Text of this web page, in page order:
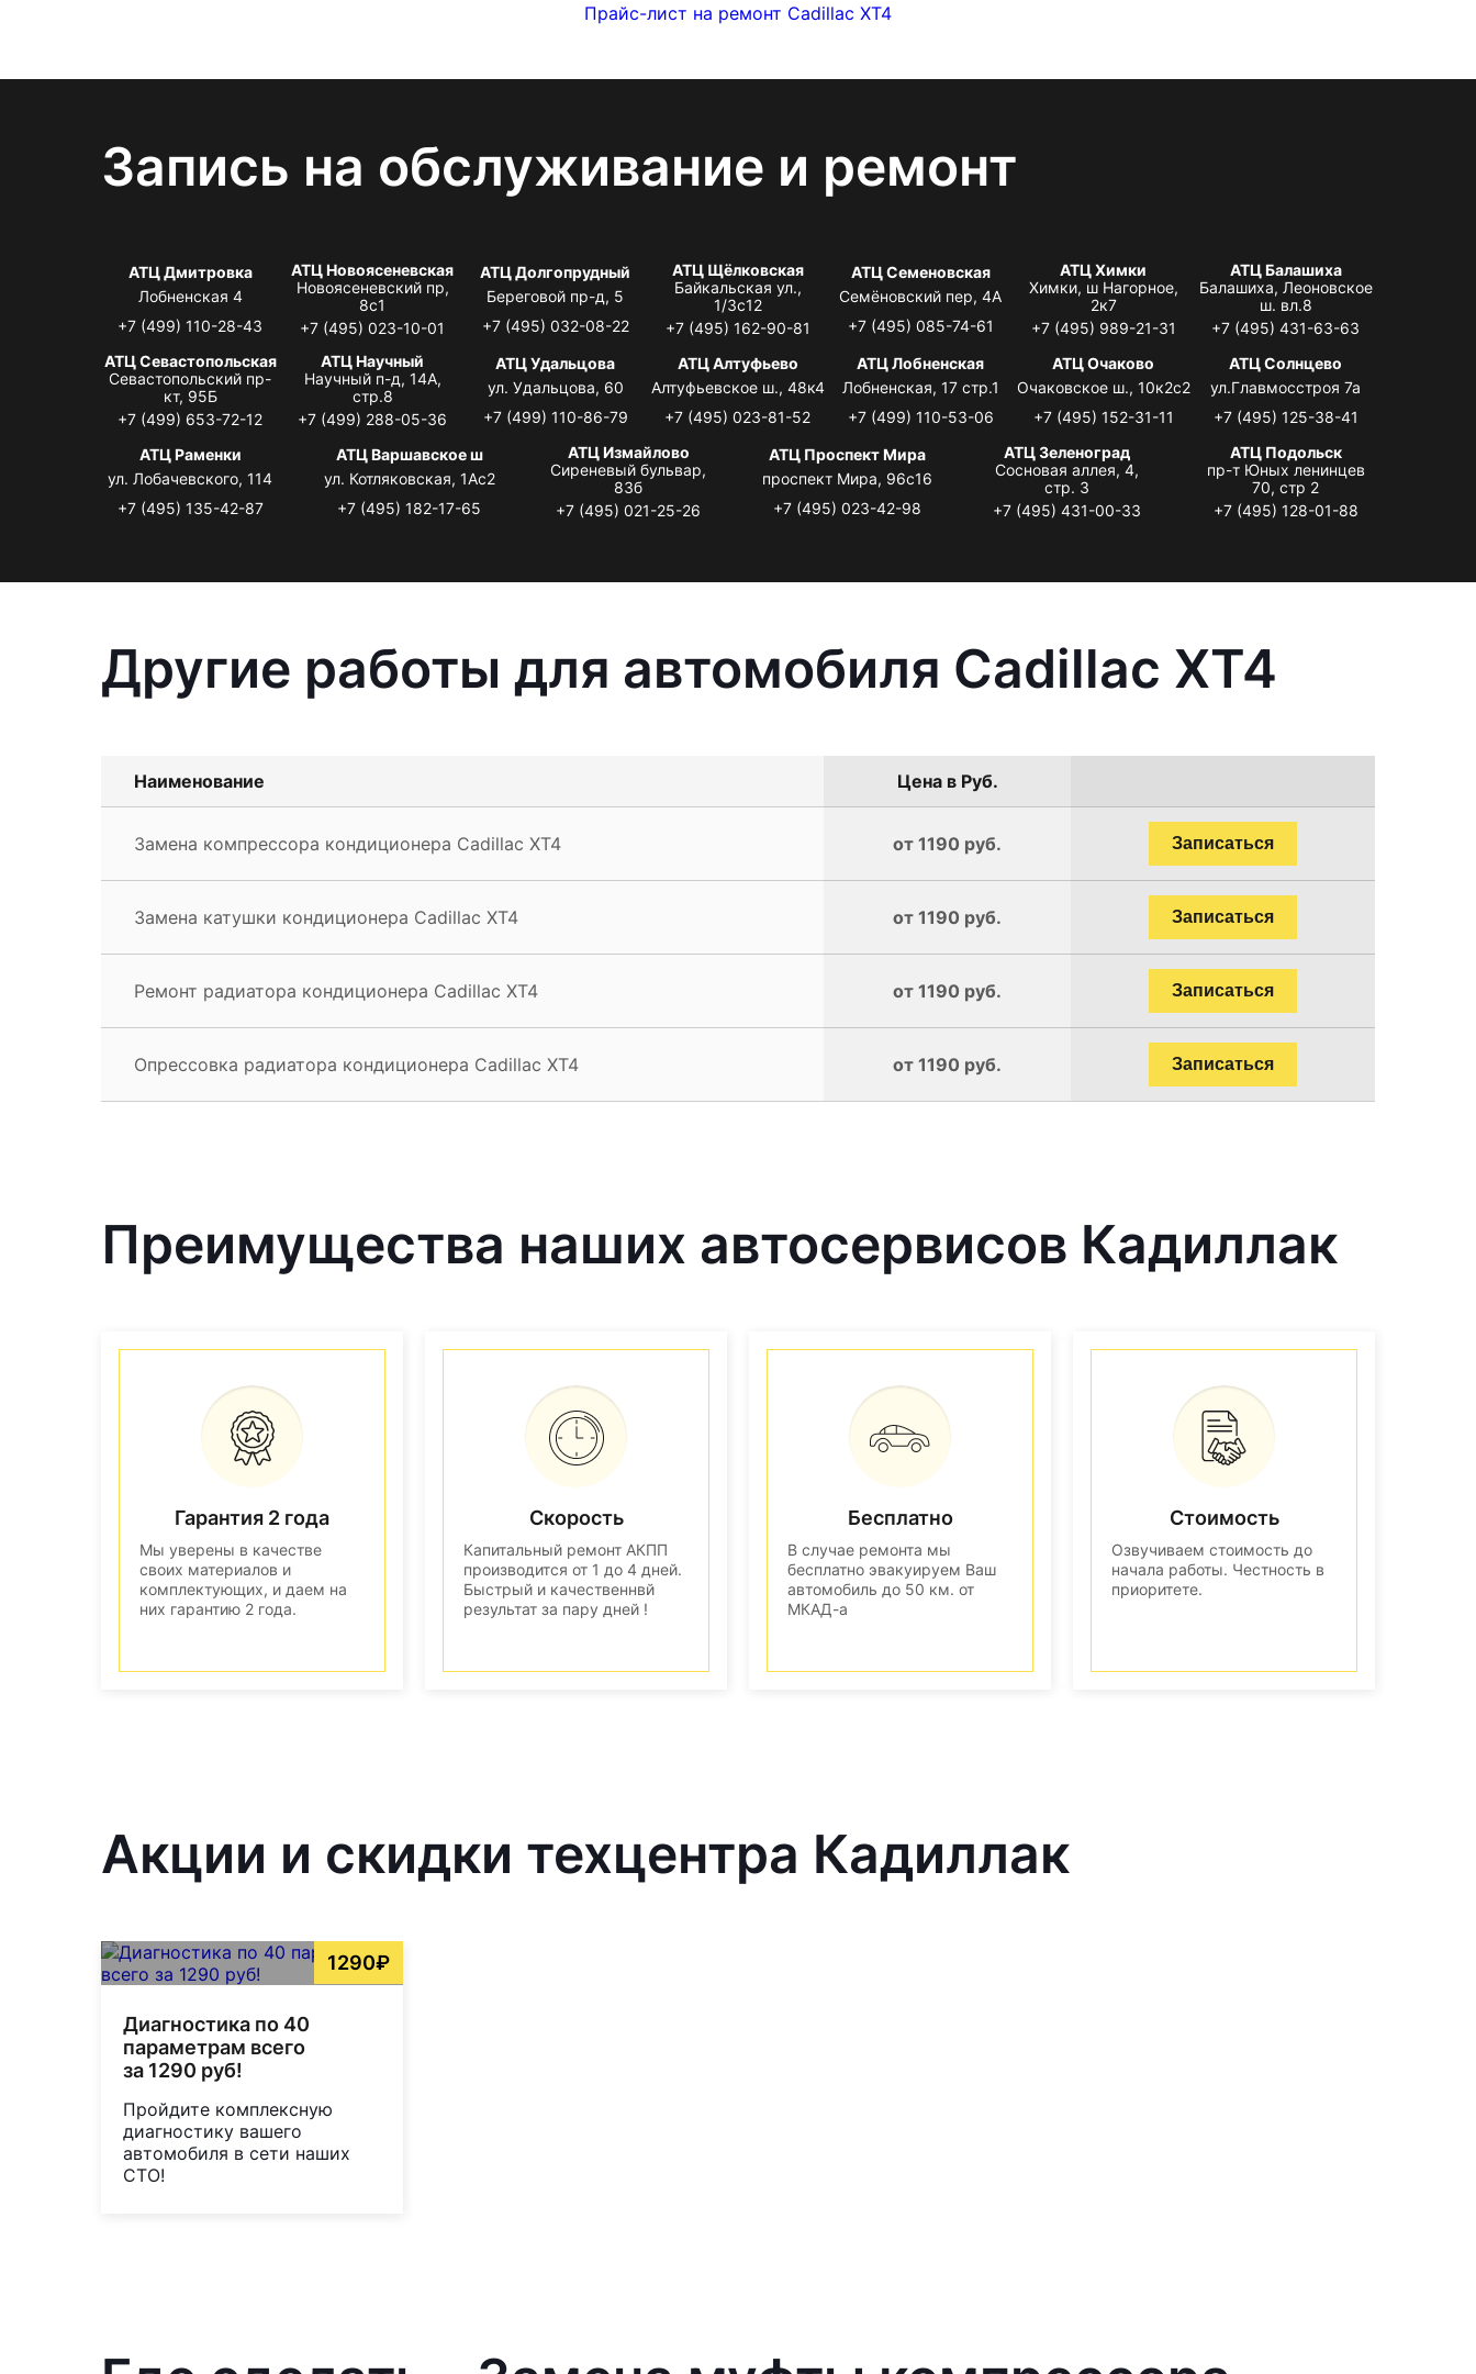
Прайс-лист на ремонт Cadillac XT4
Запись на обслуживание и ремонт
АТЦ Дмитровка
Лобненская 4
+7 (499) 110-28-43
АТЦ Новоясеневская
Новоясеневский пр,
8с1
+7 (495) 023-10-01
АТЦ Долгопрудный
Береговой пр-д, 5
+7 (495) 032-08-22
АТЦ Щёлковская
Байкальская ул.,
1/3с12
+7 (495) 162-90-81
АТЦ Семеновская
Семёновский пер, 4А
+7 (495) 085-74-61
АТЦ Химки
Химки, ш Нагорное,
2к7
+7 (495) 989-21-31
АТЦ Балашиха
Балашиха, Леоновское
ш. вл.8
+7 (495) 431-63-63
АТЦ Севастопольская
Севастопольский пр-
кт, 95Б
+7 (499) 653-72-12
АТЦ Научный
Научный п-д, 14А,
стр.8
+7 (499) 288-05-36
АТЦ Удальцова
ул. Удальцова, 60
+7 (499) 110-86-79
АТЦ Алтуфьево
Алтуфьевское ш., 48к4
+7 (495) 023-81-52
АТЦ Лобненская
Лобненская, 17 стр.1
+7 (499) 110-53-06
АТЦ Очаково
Очаковское ш., 10к2с2
+7 (495) 152-31-11
АТЦ Солнцево
ул.Главмосстроя 7а
+7 (495) 125-38-41
АТЦ Раменки
ул. Лобачевского, 114
+7 (495) 135-42-87
АТЦ Варшавское ш
ул. Котляковская, 1Ас2
+7 (495) 182-17-65
АТЦ Измайлово
Сиреневый бульвар,
83б
+7 (495) 021-25-26
АТЦ Проспект Мира
проспект Мира, 96с16
+7 (495) 023-42-98
АТЦ Зеленоград
Сосновая аллея, 4,
стр. 3
+7 (495) 431-00-33
АТЦ Подольск
пр-т Юных ленинцев
70, стр 2
+7 (495) 128-01-88
Другие работы для автомобиля Cadillac XT4
Наименование Цена в Руб.
Замена компрессора кондиционера Cadillac XT4 от 1190 руб. Записаться
Замена катушки кондиционера Cadillac XT4 от 1190 руб. Записаться
Ремонт радиатора кондиционера Cadillac XT4 от 1190 руб. Записаться
Опрессовка радиатора кондиционера Cadillac XT4 от 1190 руб. Записаться
Преимущества наших автосервисов Кадиллак
Гарантия 2 года
Мы уверены в качестве
своих материалов и
комплектующих, и даем на
них гарантию 2 года.
Скорость
Капитальный ремонт АКПП
производится от 1 до 4 дней.
Быстрый и качественнвй
результат за пару дней !
Бесплатно
В случае ремонта мы
бесплатно эвакуируем Ваш
автомобиль до 50 км. от
МКАД-а
Стоимость
Озвучиваем стоимость до
начала работы. Честность в
приоритете.
Акции и скидки техцентра Кадиллак
1290₽
Диагностика по 40
параметрам всего
за 1290 руб!
Пройдите комплексную
диагностику вашего
автомобиля в сети наших
СТО!